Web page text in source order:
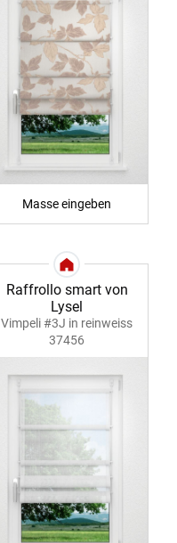
Masse eingeben
Raffrollo smart von
Lysel
Vimpeli #3J in reinweiss
37456